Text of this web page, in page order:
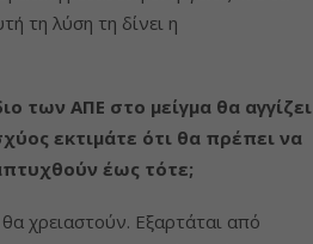
τη λύση τη δίνει η
των ΑΠΕ στο μείγμα θα αγγίζει
εκτιμάτε ότι θα πρέπει να
έως τότε;
χρειαστούν. Εξαρτάται από